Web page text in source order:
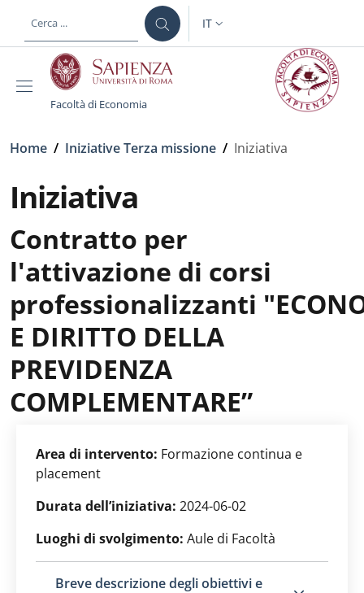
al contenuto principale
SELETTORE LINGUA:
IT
Facoltà di Economia
Briciole di pane
Home / Iniziative Terza missione / Iniziativa
Iniziativa
Contratto per
l'attivazione di corsi
professionalizzanti
E DIRITTO DELLA
PREVIDENZA
COMPLEMENTARE”
Area di intervento: Formazione continua e
placement
Durata dell’iniziativa: 2024-06-02
Luoghi di svolgimento: Aule di Facoltà
Breve descrizione degli obiettivi e